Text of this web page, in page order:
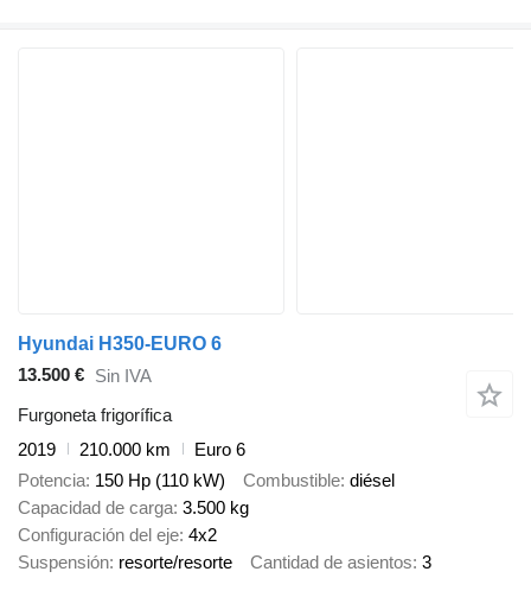
Hyundai H350-EURO 6
13.500 € Sin IVA
Furgoneta frigorífica
2019
210.000 km
Euro 6
Potencia 150 Hp (110 kW) Combustible diésel
Capacidad de carga 3.500 kg
Configuración del eje 4x2
Suspensión resorte/resorte Cantidad de asientos 3